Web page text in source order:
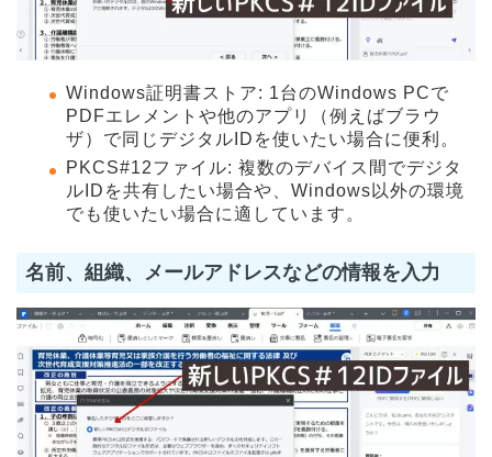
Windows証明書ストア: 1台のWindows PCで
PDFエレメントや他のアプリ（例えばブラウ
ザ）で同じデジタルIDを使いたい場合に便利。
PKCS#12ファイル: 複数のデバイス間でデジタ
ルIDを共有したい場合や、Windows以外の環境
でも使いたい場合に適しています。
名前、組織、メールアドレスなどの情報を入力